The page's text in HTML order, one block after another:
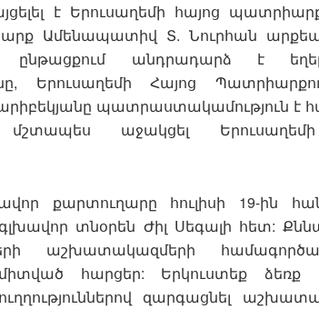
է Երուսաղեմի հայոց
Ամենապատիվ Տ. Նուրհան
ընթացքում անդրադարձ է
Երուսաղեմի Հայոց
պատրաստակամություն է
մշտապես աջակցել
քարտուղարը հուլիսի 19-ին
տնօրեն Ժիլ Սեգալի հետ:
աշխատակազմերի
հարցեր: Երկուստեք ձեռք
զարգացնել